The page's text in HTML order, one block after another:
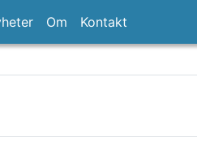
Om Kontakt